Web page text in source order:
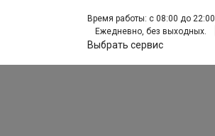
Время работы: с 08:00 до 22:00
Ежедневно, без выходных.
Выбрать сервис